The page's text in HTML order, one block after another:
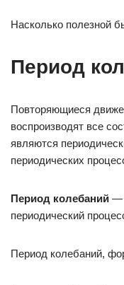
Насколько полезной
Период
Повторяющиеся
воспроизводят все
являются
периодических
Период колебаний —
периодический
Период колебаний,